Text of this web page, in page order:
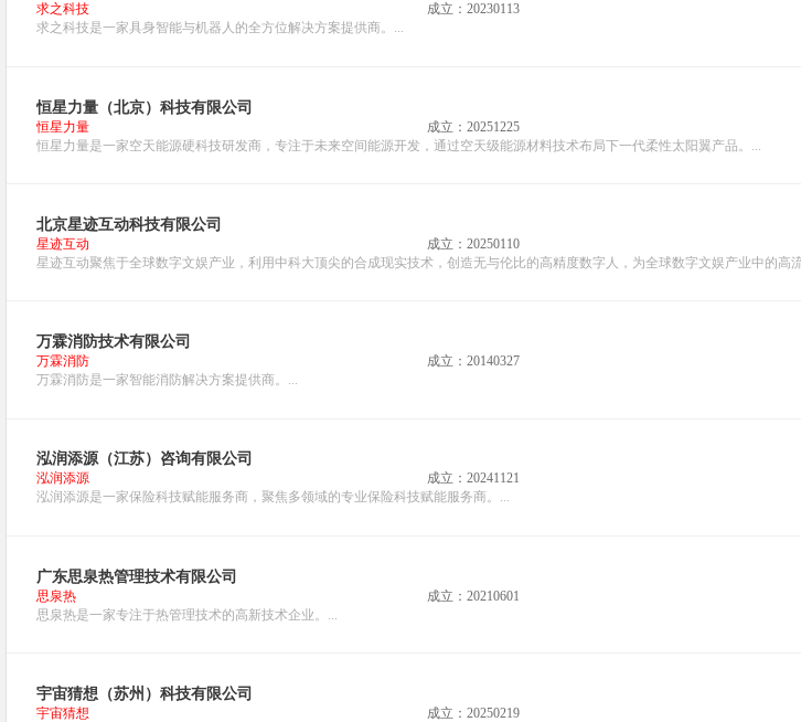
求之科技 成立：20230113
求之科技是一家具身智能与机器人的全方位解决方案提供商。...
恒星力量（北京）科技有限公司
恒星力量 成立：20251225
恒星力量是一家空天能源硬科技研发商，专注于未来空间能源开发，通过空天级能源材料技术布局下一代柔性太阳翼产品。...
北京星迹互动科技有限公司
星迹互动 成立：20250110
星迹互动聚焦于全球数字文娱产业，利用中科大顶尖的合成现实技术，创造无与伦比的高精度数字人，为全球数字文娱产业中的高
万霖消防技术有限公司
万霖消防 成立：20140327
万霖消防是一家智能消防解决方案提供商。...
泓润添源（江苏）咨询有限公司
泓润添源 成立：20241121
泓润添源是一家保险科技赋能服务商，聚焦多领域的专业保险科技赋能服务商。...
广东思泉热管理技术有限公司
思泉热 成立：20210601
思泉热是一家专注于热管理技术的高新技术企业。...
宇宙猜想（苏州）科技有限公司
宇宙猜想 成立：20250219